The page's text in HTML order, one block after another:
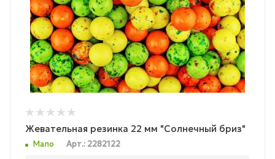
Жевательная резинка 22 мм "Солнечный бриз"
Мало Арт.: 2282122